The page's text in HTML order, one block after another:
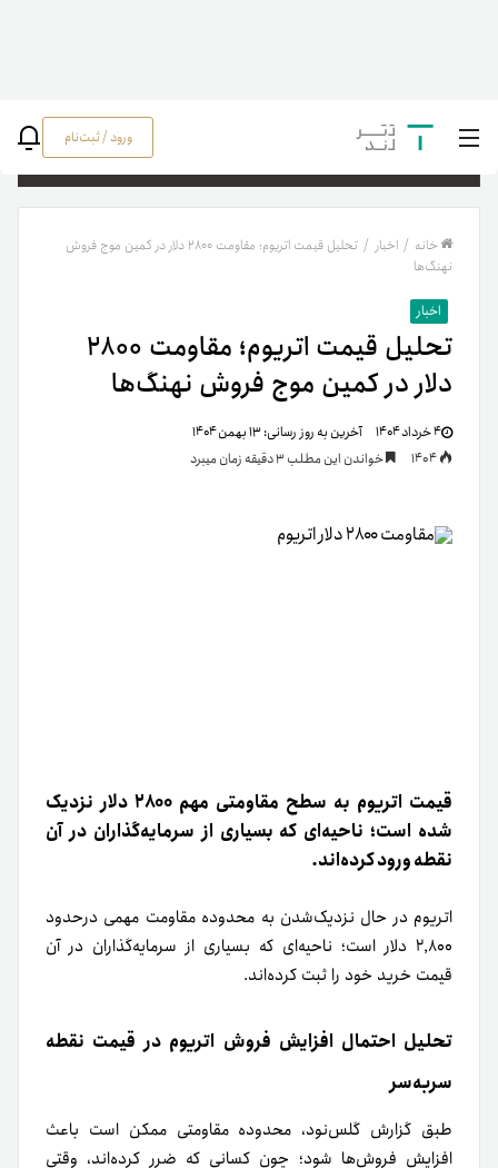
ورود / ثبت‌نام
خانه / اخبار /
تحلیل قیمت اتریوم؛ مقاومت ۲۸۰۰ دلار در کمین موج فروش
نهنگ‌ها
اخبار
تحلیل قیمت اتریوم؛ مقاومت ۲۸۰۰
دلار در کمین موج فروش نهنگ‌ها
۴ خرداد ۱۴۰۴ آخرین به روز رسانی:۱۳ بهمن ۱۴۰۴
خواندن این مطلب 3 دقیقه زمان میبرد
قیمت اتریوم به سطح مقاومتی مهم ۲۸۰۰ دلار نزدیک
شده است؛ ناحیه‌ای که بسیاری از سرمایه‌گذاران در آن
نقطه ورود کرده‌اند.
اتریوم در حال نزدیک‌شدن به محدوده مقاومت مهمی درحدود
۲٬۸۰۰ دلار است؛ ناحیه‌ای که بسیاری از سرمایه‌گذاران در آن
قیمت خرید خود را ثبت کرده‌اند.
تحلیل احتمال افزایش فروش اتریوم در قیمت نقطه
سر‌به‌سر
طبق گزارش گلس‌نود، محدوده مقاومتی ممکن است باعث
افزایش فروش‌ها شود؛ چون کسانی که ضرر کرده‌اند، وقتی